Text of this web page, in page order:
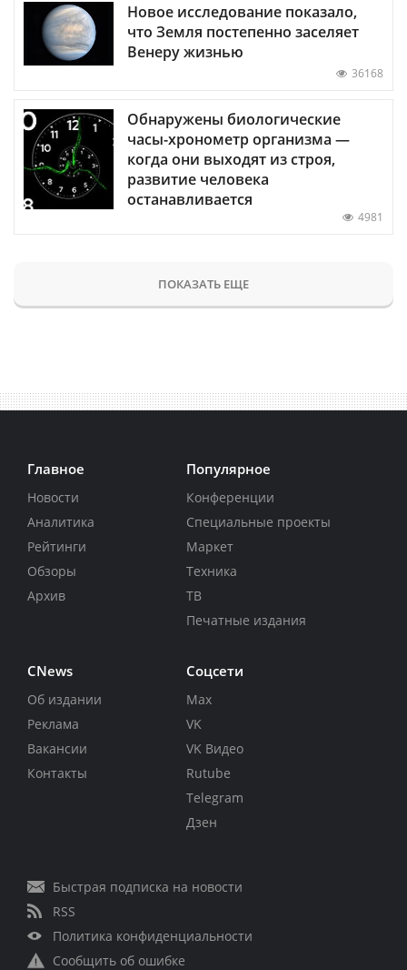
Новое исследование показало,
что Земля постепенно заселяет
Венеру жизнью
36168
Обнаружены биологические
часы-хронометр организма —
когда они выходят из строя,
развитие человека
останавливается
4981
ПОКАЗАТЬ ЕЩЕ
Главное
Новости
Аналитика
Рейтинги
Обзоры
Архив
Популярное
Конференции
Специальные проекты
Маркет
Техника
ТВ
Печатные издания
CNews
Об издании
Реклама
Вакансии
Контакты
Соцсети
Max
VK
VK Видео
Rutube
Telegram
Дзен
Быстрая подписка на новости
RSS
Политика конфиденциальности
Сообщить об ошибке